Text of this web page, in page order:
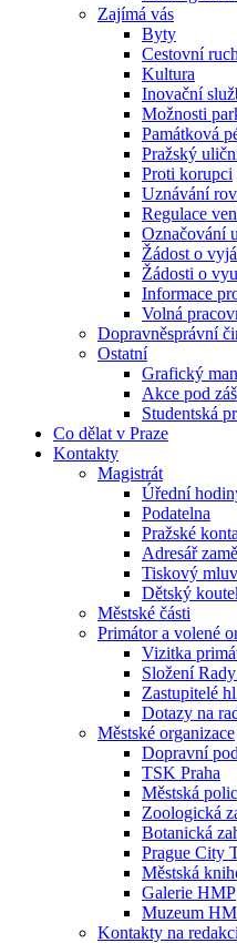
Zajímá vás
Byty
Cestovní ruch
Kultura
Inovační
Možnosti
Památková
Pražský
Proti korupci
Uznávání
Regulace
Označování
Žádost o
Žádosti o
Informace
Volná
Dopravněsprávní
Ostatní
Grafický
Akce pod
Studentská
Co dělat v Praze
Kontakty
Magistrát
Úřední
Podatelna
Pražské
Adresář
Tiskový
Dětský
Městské části
Primátor a volené
Vizitka
Složení
Zastupitelé
Dotazy na
Městské organizace
Dopravní
TSK Praha
Městská
Zoologická
Botanická
Prague City
Městská
Galerie HMP
Muzeum
Kontakty na